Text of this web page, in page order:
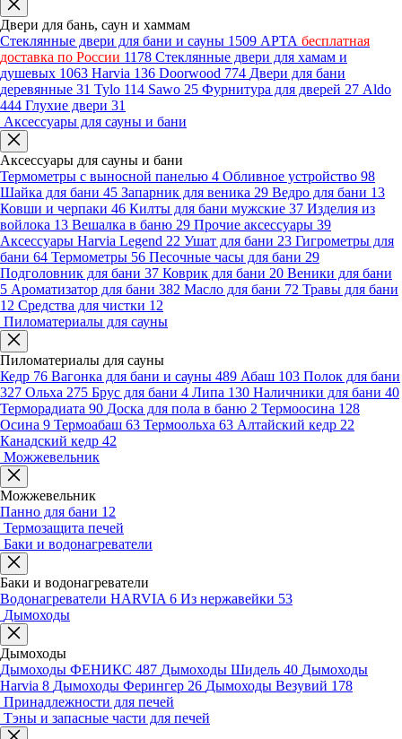
Двери для бань, саун и хаммам
Стеклянные двери для бани и сауны 1509 АРТА бесплатная
доставка по России 1178 Стеклянные двери для хамам и
душевых 1063 Harvia 136 Doorwood 774 Двери для бани
деревянные 31 Tylo 114 Sawo 25 Фурнитура для дверей 27 Aldo
444 Глухие двери 31
Аксессуары для сауны и бани
Аксессуары для сауны и бани
Термометры с выносной панелью 4 Обливное устройство 98
Шайка для бани 45 Запарник для веника 29 Ведро для бани 13
Ковши и черпаки 46 Килты для бани мужские 37 Изделия из
войлока 13 Вешалка в баню 29 Прочие аксессуары 39
Аксессуары Harvia Legend 22 Ушат для бани 23 Гигрометры для
бани 64 Термометры 56 Песочные часы для бани 29
Подголовник для бани 37 Коврик для бани 20 Веники для бани
5 Ароматизатор для бани 382 Масло для бани 72 Травы для бани
12 Средства для чистки 12
Пиломатериалы для сауны
Пиломатериалы для сауны
Кедр 76 Вагонка для бани и сауны 489 Абаш 103 Полок для бани
327 Ольха 275 Брус для бани 4 Липа 130 Наличники для бани 40
Терморадиата 90 Доска для пола в баню 2 Термоосина 128
Осина 9 Термоабаш 63 Термоольха 63 Алтайский кедр 22
Канадский кедр 42
Можжевельник
Можжевельник
Панно для бани 12
Термозащита печей
Баки и водонагреватели
Баки и водонагреватели
Водонагреватели HARVIA 6 Из нержавейки 53
Дымоходы
Дымоходы
Дымоходы ФЕНИКС 487 Дымоходы Шидель 40 Дымоходы
Harvia 8 Дымоходы Ферингер 26 Дымоходы Везувий 178
Принадлежности для печей
Тэны и запасные части для печей